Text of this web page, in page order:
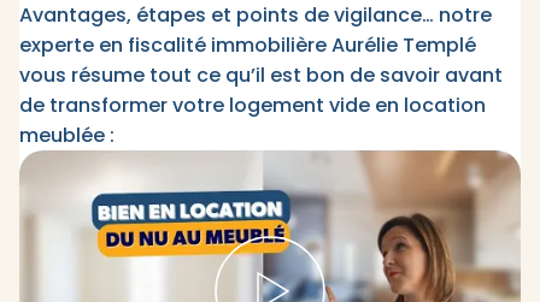
Avantages, étapes et points de vigilance… notre
experte en fiscalité immobilière Aurélie Templé
vous résume tout ce qu’il est bon de savoir avant
de transformer votre logement vide en location
meublée :